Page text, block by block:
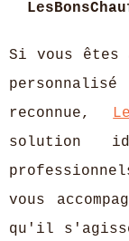
Si vous êtes
reconnue,
solution
vous
qu'il